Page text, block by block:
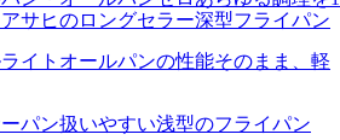
サヒのロングセラー深型フライパン
イト オールパンの性能そのまま、軽
パン扱いやすい浅型のフライパン